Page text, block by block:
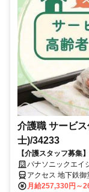
介護職 サービ
士)/34233
【介護スタッフ募集
イベートとの両立も
に応じたグレード設
パナソニックエイ
花田
アクセス 地下鉄
月給257,330円～